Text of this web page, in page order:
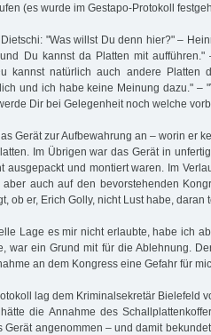
(es wurde im Gestapo-Protokoll
"Was willst Du denn hier?" –
Du kannst da Platten mit aufführen."
kannst natürlich auch andere Platten
und ich habe keine Meinung dazu." –
Dir bei Gelegenheit noch welche
Gerät zur Aufbewahrung an – worin er
Im Übrigen war das Gerät in
ausgepackt und montiert waren. Im
auch auf den bevorstehenden
ob er, Erich Golly, nicht Lust habe, daran
Lage es mir nicht erlaubte, habe ich
war ein Grund mit für die Ablehnung.
an dem Kongress eine Gefahr für
lag dem Kriminalsekretär Bielefeld
die Annahme des
Gerät angenommen – und damit